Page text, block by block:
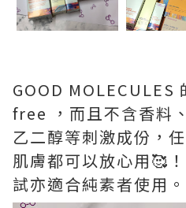
GOOD
free ，而且不含香料
乙二醇等刺激成份，
肌膚都可以放心用🥰
試亦適合純素者使用。